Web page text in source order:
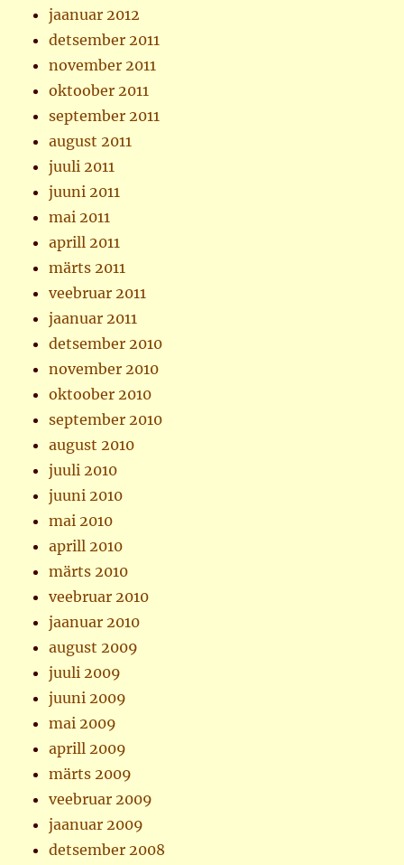
jaanuar 2012
detsember 2011
november 2011
oktoober 2011
september 2011
august 2011
juuli 2011
juuni 2011
mai 2011
aprill 2011
märts 2011
veebruar 2011
jaanuar 2011
detsember 2010
november 2010
oktoober 2010
september 2010
august 2010
juuli 2010
juuni 2010
mai 2010
aprill 2010
märts 2010
veebruar 2010
jaanuar 2010
august 2009
juuli 2009
juuni 2009
mai 2009
aprill 2009
märts 2009
veebruar 2009
jaanuar 2009
detsember 2008